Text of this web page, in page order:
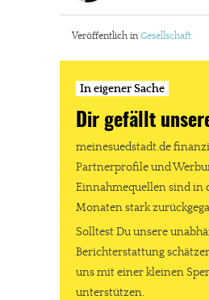
meinesuedstadt.de finanziert sich
Werbung. Beide Einnahmequellen
stark zurückgegangen.
Solltest Du unsere unabhängige
kannst Du uns mit einer kleinen
Paypal - danke@meinesuedstadt.de
Veröffentlich in Gesellschaft
In eigener Sache
Dir gefällt
meinesuedstadt.de
Partnerprofile und
Einnahmequellen sind in
Monaten stark
Solltest Du unsere
Berichterstattung
uns mit einer kleinen
unterstützen.